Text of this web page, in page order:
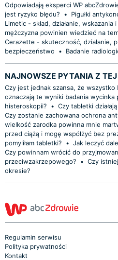
Odpowiadają eksperci WP
jest ryzyko błędu?
• Pigułki
Limetic - skład, działanie, wskazania
mężczyzna powinien wiedzieć na
Cerazette - skuteczność, działanie,
bezpieczeństwo
• Badanie
NAJNOWSZE PYTANIA Z
Czy jest jednak szansa, że wszystko
oznaczają te wyniki badania wycinka
histeroskopii?
• Czy tabletki
Czy zostanie zachowana ochrona
wielkość zarodka powinna mnie
przed ciążą i mogę współżyć bez
pomyliłam tabletki?
• Jak leczyć
Czy powinnam wrócić do
przeciwzakrzepowego?
• Czy
okresie?
Regulamin serwisu
Polityka prywatności
Kontakt